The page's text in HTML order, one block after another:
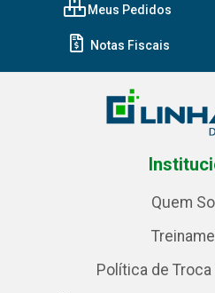
Meus Pedidos
Notas Fiscais
Quem
Política de